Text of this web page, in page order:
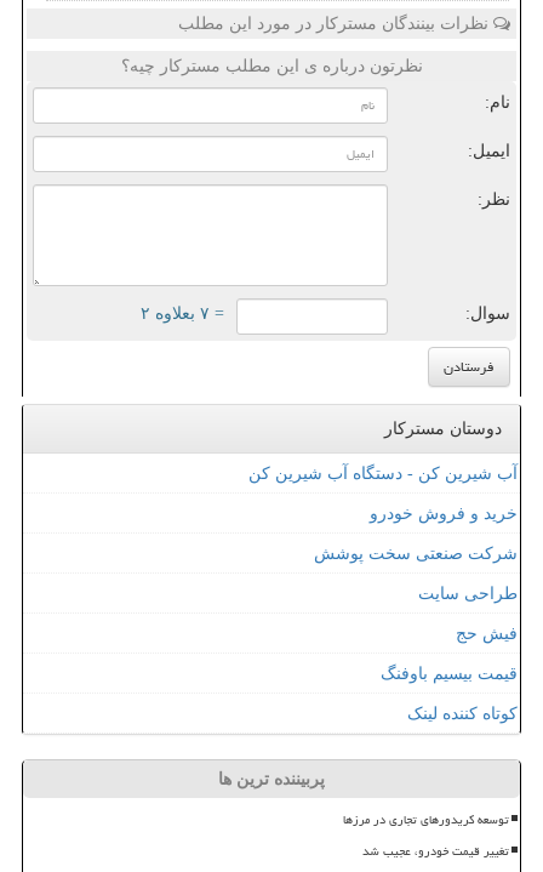
نظرات بینندگان مسترکار در مورد این مطلب
نظرتون درباره ی این مطلب مسترکار چیه؟
نام:
ایمیل:
نظر:
سوال: = ۷ بعلاوه ۲
دوستان مسترکار
آب شیرین کن - دستگاه آب شیرین کن
خرید و فروش خودرو
شرکت صنعتی سخت پوشش
طراحی سایت
فیش حج
قیمت بیسیم باوفنگ
کوتاه کننده لینک
پربیننده ترین ها
توسعه کریدورهای تجاری در مرزها
تغییر قیمت خودرو، عجیب شد